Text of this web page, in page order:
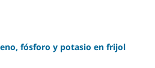
fósforo y potasio en frijol